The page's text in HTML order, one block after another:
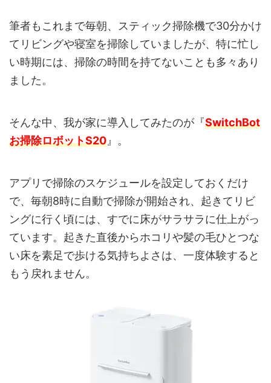
筆者もこれまで毎朝、スティック掃除機で30分かけ
てリビングや寝室を掃除していましたが、特に忙し
い時期には、掃除の時間を持てないことも多々あり
ました。
そんな中、我が家に導入してみたのが『SwitchBot
お掃除ロボットS20 』。
アプリで掃除のスケジュールを設定しておくだけ
で、毎朝8時に自動で掃除が開始され、起きてリビ
ングに行く頃には、すでに床がサラサラに仕上がっ
ています。起きた直後からホコリや髪の毛ひとつな
い床を素足で歩ける気持ちよさは、一度体験すると
もう戻れません。